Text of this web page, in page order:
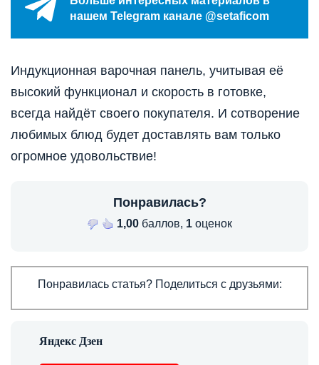
нашем Telegram канале @setaficom
Индукционная варочная панель, учитывая её
высокий функционал и скорость в готовке,
всегда найдёт своего покупателя. И сотворение
любимых блюд будет доставлять вам только
огромное удовольствие!
Понравилась?
1,00 баллов, 1 оценок
Понравилась статья? Поделиться с друзьями: